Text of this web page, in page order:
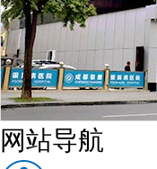
网站导航